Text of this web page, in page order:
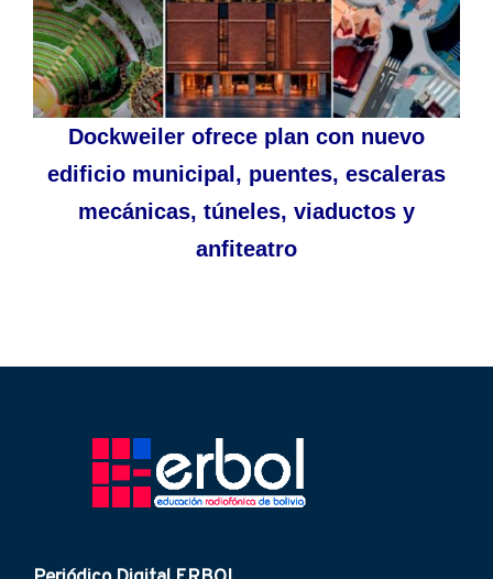
Dockweiler ofrece plan con nuevo
edificio municipal, puentes, escaleras
mecánicas, túneles, viaductos y
anfiteatro